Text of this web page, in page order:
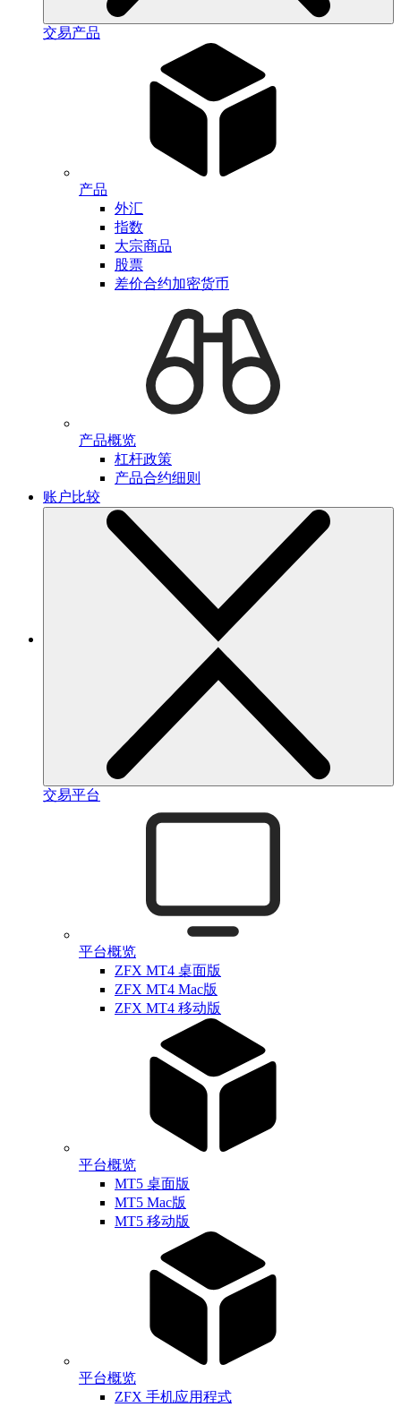
交易产品
产品
外汇
指数
大宗商品
股票
差价合约加密货币
产品概览
杠杆政策
产品合约细则
账户比较
交易平台
平台概览
ZFX MT4 桌面版
ZFX MT4 Mac版
ZFX MT4 移动版
平台概览
MT5 桌面版
MT5 Mac版
MT5 移动版
平台概览
ZFX 手机应用程式